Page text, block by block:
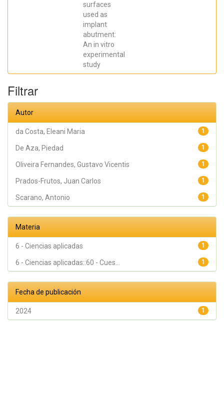
surfaces
used as
implant
abutment:
An in vitro
experimental
study
Filtrar
Autor
1
da Costa, Eleani Maria
1
De Aza, Piedad
1
Oliveira Fernandes, Gustavo Vicentis
1
Prados-Frutos, Juan Carlos
1
Scarano, Antonio
Materia
1
6 - Ciencias aplicadas
1
6 - Ciencias aplicadas::60 - Cues...
Fecha de publicación
1
2024